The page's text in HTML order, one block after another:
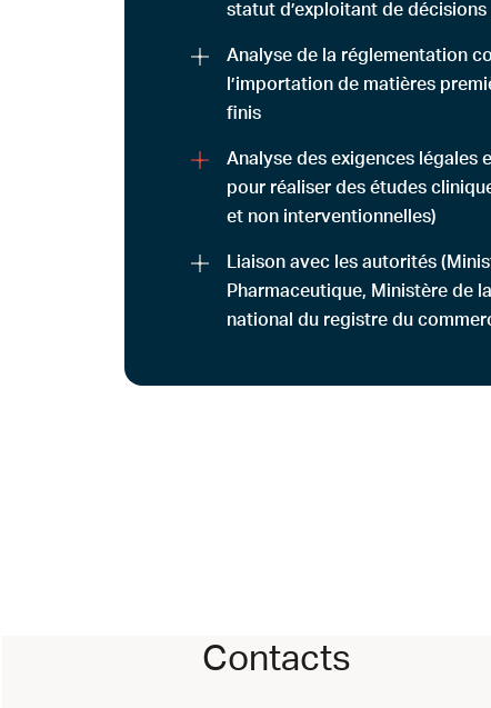
statut d’exploitant de décisions
Analyse de la réglementation
l’importation de matières
finis
Analyse des exigences légales
pour réaliser des études
et non interventionnelles)
Liaison avec les autorités
Pharmaceutique, Ministère de
national du registre du
Contacts